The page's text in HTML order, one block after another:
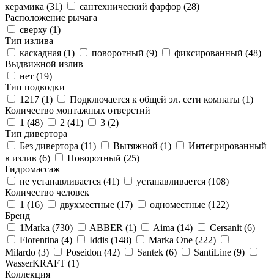
керамика (31) сантехнический фарфор (28)
Расположение рычага
сверху (1)
Тип излива
каскадная (1) поворотный (9) фиксированный (48)
Выдвижной излив
нет (19)
Тип подводки
1217 (1) Подключается к общей эл. сети комнаты (1)
Количество монтажных отверстий
1 (48) 2 (41) 3 (2)
Тип дивертора
Без дивертора (11) Вытяжной (1)
Интегрированный
в излив (6) Поворотный (25)
Гидромассаж
не устанавливается (41) устанавливается (108)
Количество человек
1 (16) двухместные (17) одноместные (122)
Бренд
1Marka (730) ABBER (1) Aima (14) Cersanit (6)
Florentina (4) Iddis (148) Marka One (222)
Milardo (3) Poseidon (42) Santek (6) SantiLine (9)
WasserKRAFT (1)
Коллекция